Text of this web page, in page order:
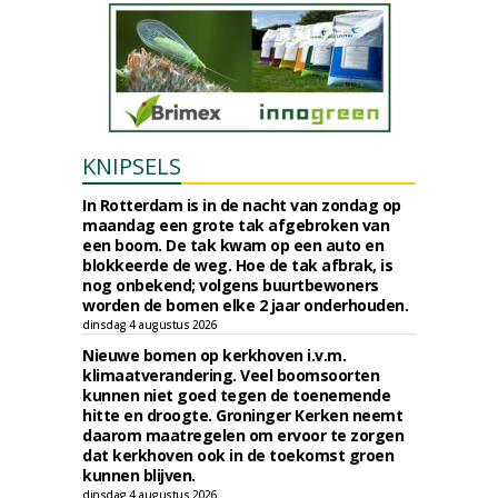
KNIPSELS
In Rotterdam is in de nacht van zondag op
maandag een grote tak afgebroken van
een boom. De tak kwam op een auto en
blokkeerde de weg. Hoe de tak afbrak, is
nog onbekend; volgens buurtbewoners
worden de bomen elke 2 jaar onderhouden.
dinsdag 4 augustus 2026
Nieuwe bomen op kerkhoven i.v.m.
klimaatverandering. Veel boomsoorten
kunnen niet goed tegen de toenemende
hitte en droogte. Groninger Kerken neemt
daarom maatregelen om ervoor te zorgen
dat kerkhoven ook in de toekomst groen
kunnen blijven.
dinsdag 4 augustus 2026